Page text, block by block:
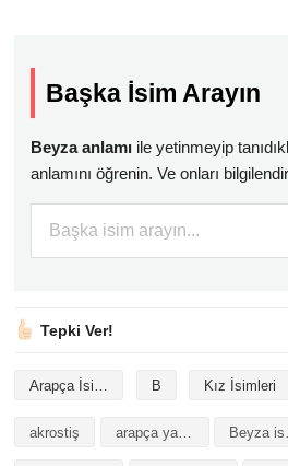
Başka İsim Arayın
Beyza anlamı ile yetinmeyip
anlamını öğrenin. Ve onları
Tepki Ver!
Arapça İsimler B Kız İsimleri
akrostiş arapça yazılışı